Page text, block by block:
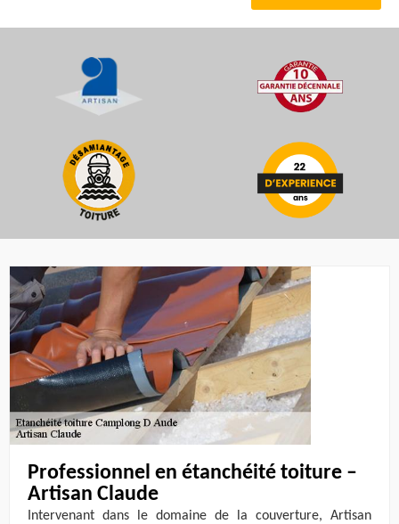
Professionnel en étanchéité toiture –
Artisan Claude
Intervenant dans le domaine de la couverture, Artisan